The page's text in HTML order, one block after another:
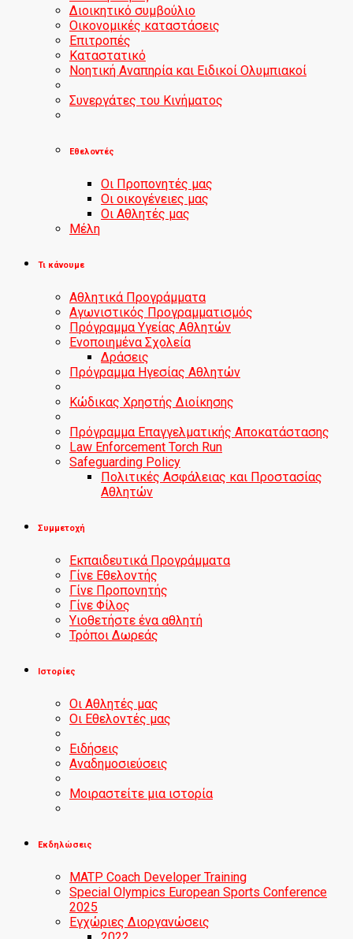
Διοικητικό συμβούλιο
Οικονομικές καταστάσεις
Επιτροπές
Καταστατικό
Νοητική Αναπηρία και Ειδικοί Ολυμπιακοί
Συνεργάτες του Κινήματος
Εθελοντές
Οι Προπονητές μας
Οι οικογένειες μας
Οι Αθλητές μας
Μέλη
Τι κάνουμε
Αθλητικά Προγράμματα
Αγωνιστικός Προγραμματισμός
Πρόγραμμα Υγείας Αθλητών
Ενοποιημένα Σχολεία
Δράσεις
Πρόγραμμα Ηγεσίας Αθλητών
Κώδικας Χρηστής Διοίκησης
Πρόγραμμα Επαγγελματικής Αποκατάστασης
Law Enforcement Torch Run
Safeguarding Policy
Πολιτικές Ασφάλειας και Προστασίας
Αθλητών
Συμμετοχή
Εκπαιδευτικά Προγράμματα
Γίνε Εθελοντής
Γίνε Προπονητής
Γίνε Φίλος
Υιοθετήστε ένα αθλητή
Τρόποι Δωρεάς
Ιστορίες
Οι Αθλητές μας
Οι Εθελοντές μας
Ειδήσεις
Αναδημοσιεύσεις
Μοιραστείτε μια ιστορία
Εκδηλώσεις
MATP Coach Developer Training
Special Olympics European Sports Conference
2025
Εγχώριες Διοργανώσεις